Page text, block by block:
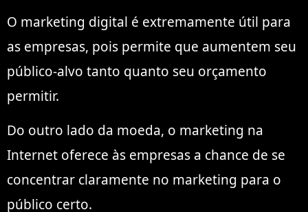
O marketing digital é extremamente útil para
as empresas, pois permite que aumentem seu
público-alvo tanto quanto seu orçamento
permitir.
Do outro lado da moeda, o marketing na
Internet oferece às empresas a chance de se
concentrar claramente no marketing para o
público certo.